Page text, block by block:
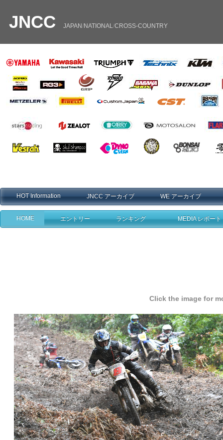
JNCC JAPAN/NATIONAL/CROSS-COUNTRY
HOT Information JNCC アーカイブ WE アーカイブ
HOME エントリー ランキング MEDIA レポート
Click the image for